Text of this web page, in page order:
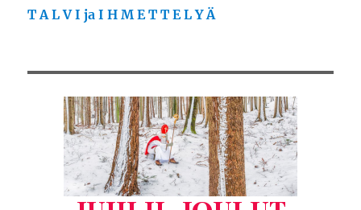
T A L V I ja I H M E T T E L Y Ä